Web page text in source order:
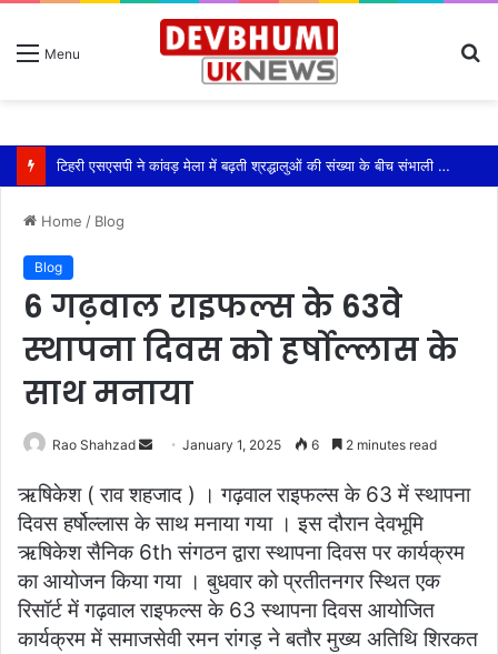
Menu
टिहरी एसएसपी ने कांवड़ मेला में बढ़ती श्रद्धालुओं की संख्या के बीच संभाली यातायात की कमान
Home / Blog
Blog
6 गढ़वाल राइफल्स के 63वे
स्थापना दिवस को हर्षोल्लास के
साथ मनाया
Rao Shahzad
Send
email
January 1, 2025 6 2 minutes read
ऋषिकेश ( राव शहजाद ) । गढ़वाल राइफल्स के 63 में स्थापना
दिवस हर्षोल्लास के साथ मनाया गया । इस दौरान देवभूमि
ऋषिकेश सैनिक 6th संगठन द्वारा स्थापना दिवस पर कार्यक्रम
का आयोजन किया गया । बुधवार को प्रतीतनगर स्थित एक
रिसॉर्ट में गढ़वाल राइफल्स के 63 स्थापना दिवस आयोजित
कार्यक्रम में समाजसेवी रमन रांगड़ ने बतौर मुख्य अतिथि शिरकत